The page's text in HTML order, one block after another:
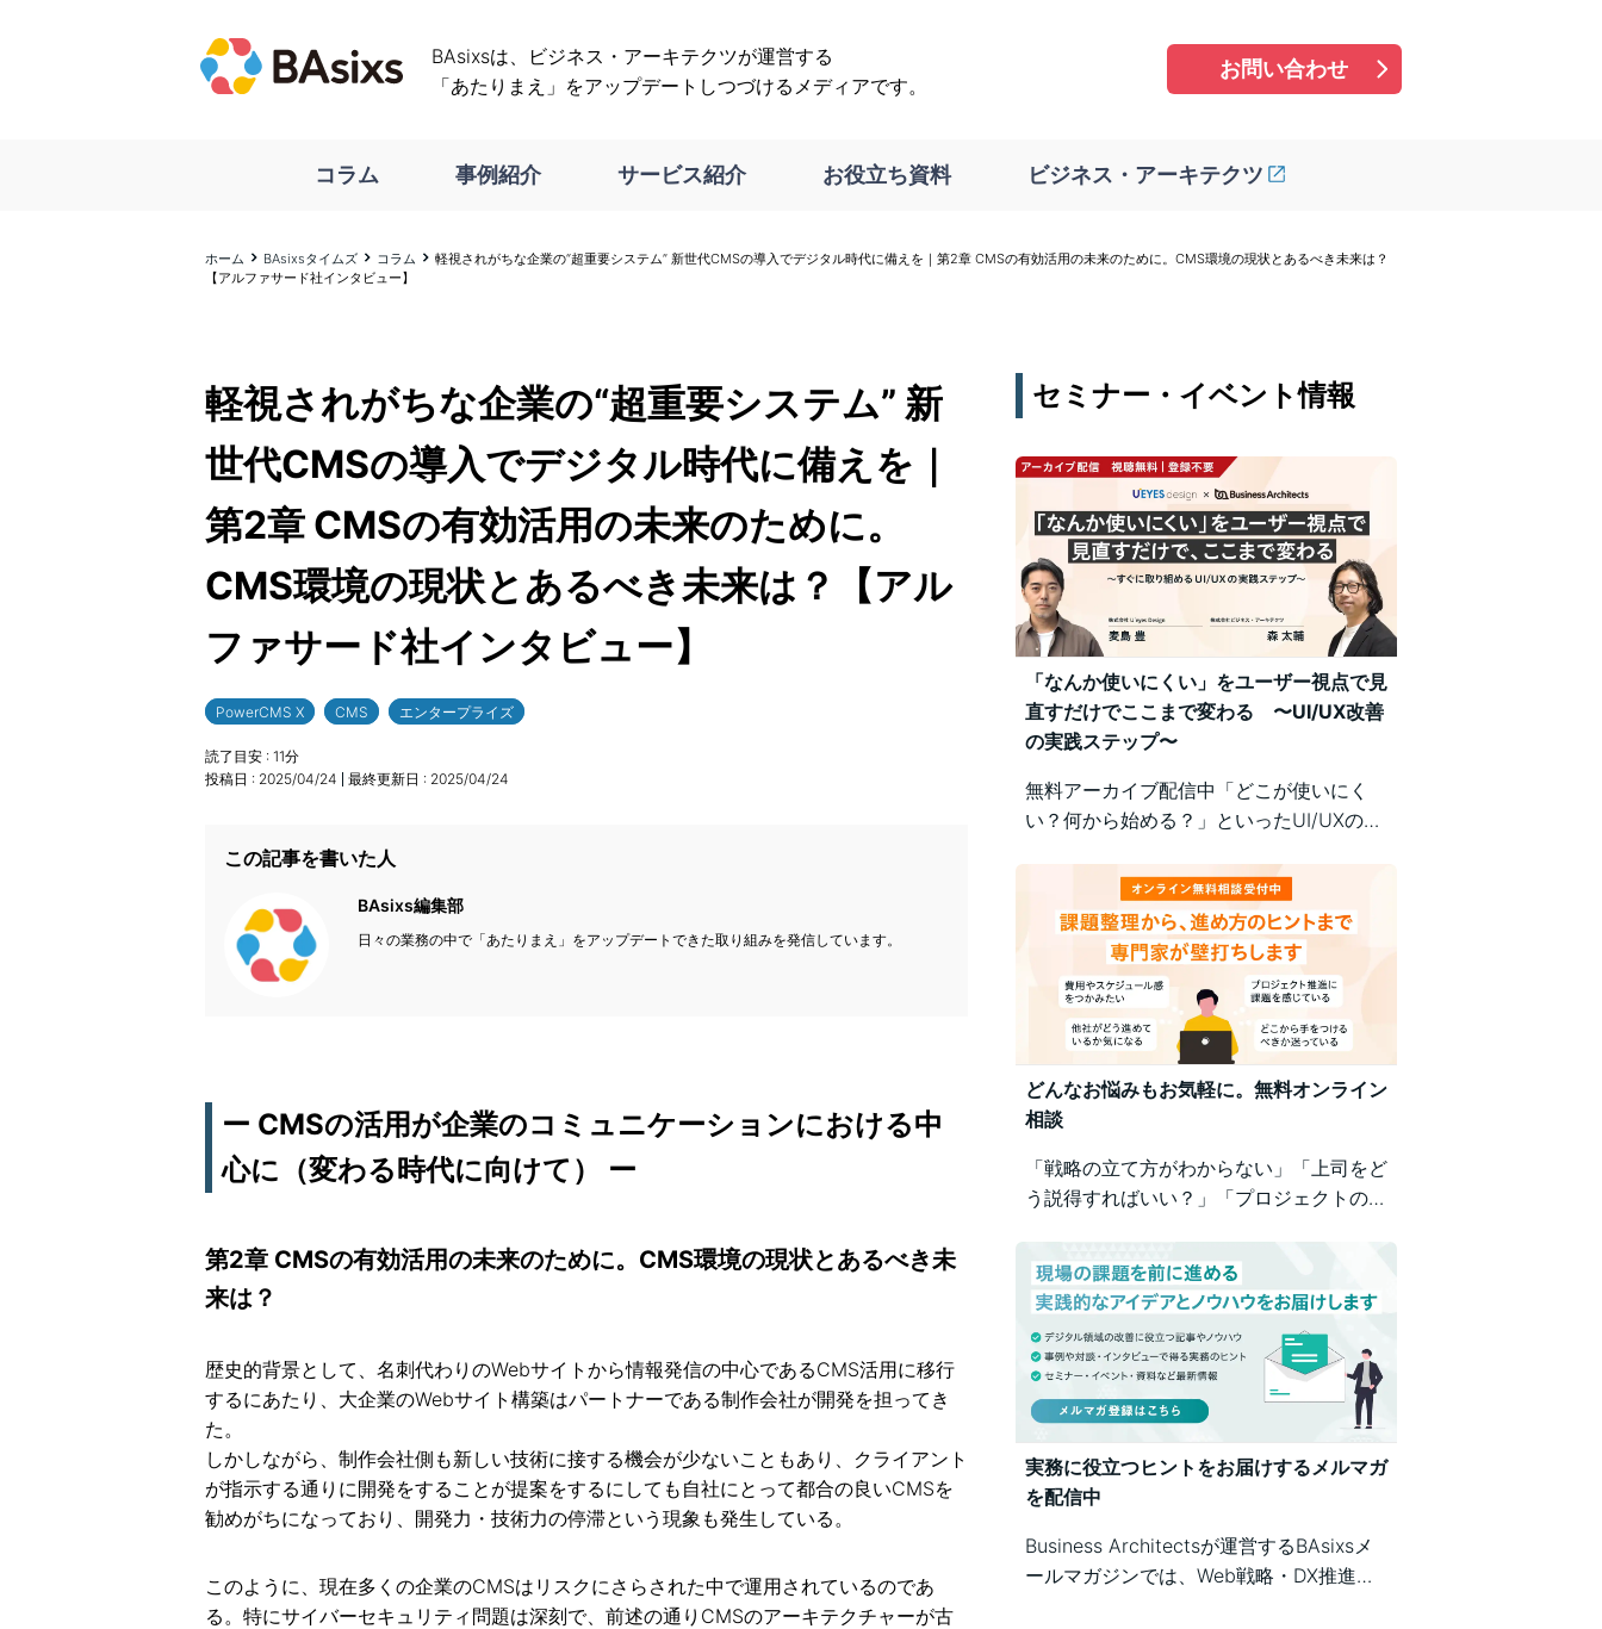
BAsixsは、ビジネス・アーキテクツが運営する
「あたりまえ」をアップデートしつづけるメディアです。
お問い合わせ
コラム 事例紹介 サービス紹介 お役立ち資料 ビジネス・アーキテクツ
ホーム BAsixsタイムズ コラム
軽視されがちな企業の“超重要システム” 新世代CMSの導入でデジタル時代に備えを｜第2章 CMSの有効活用の未来のために。CMS環境の現状とあるべき未来は？
【アルファサード社インタビュー】
軽視されがちな企業の“超重要システム” 新
世代CMSの導入でデジタル時代に備えを｜
第2章 CMSの有効活用の未来のために。
CMS環境の現状とあるべき未来は？【アル
ファサード社インタビュー】
PowerCMS X CMS エンタープライズ
読了目安 : 11分
投稿日 : 2025/04/24 最終更新日 : 2025/04/24
この記事を書いた人
BAsixs編集部
日々の業務の中で「あたりまえ」をアップデートできた取り組みを発信しています。
ー CMSの活用が企業のコミュニケーションにおける中
心に（変わる時代に向けて） ー
第2章 CMSの有効活用の未来のために。CMS環境の現状とあるべき未
来は？
歴史的背景として、名刺代わりのWebサイトから情報発信の中心であるCMS活用に移行
するにあたり、大企業のWebサイト構築はパートナーである制作会社が開発を担ってき
た。
しかしながら、制作会社側も新しい技術に接する機会が少ないこともあり、クライアント
が指示する通りに開発をすることが提案をするにしても自社にとって都合の良いCMSを
勧めがちになっており、開発力・技術力の停滞という現象も発生している。
このように、現在多くの企業のCMSはリスクにさらされた中で運用されているのであ
る。特にサイバーセキュリティ問題は深刻で、前述の通りCMSのアーキテクチャーが古
セミナー・イベント情報
「なんか使いにくい」をユーザー視点で見
直すだけでここまで変わる 〜UI/UX改善
の実践ステップ〜
無料アーカイブ配信中「どこが使いにく
い？何から始める？」といったUI/UXの悩
視点の改善ポイントで解決！組織内の意識
差に悩む方にもおすすめの実践型セミナー
です。
どんなお悩みもお気軽に。無料オンライン
相談
「戦略の立て方がわからない」「上司をど
う説得すればいい？」「プロジェクトの進
Business Architectsが、戦略から運用ま
で幅広くご相談を承ります。
実務に役立つヒントをお届けするメルマガ
を配信中
Business Architectsが運営するBAsixsメ
ールマガジンでは、Web戦略・DX推進・